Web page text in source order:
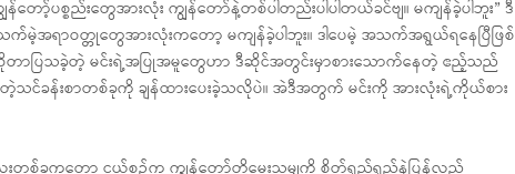
ော့်ပစ္စည်းတွေအားလုံး ကျွန်တော်နဲ့တစ်ပါတည်းပါပါတယ်ခင်ဗျ။ မကျန်ခဲ့ပါဘူး” ဒီ
မဲ့အရာဝတ္တုတွေအားလုံးကတော့ မကျန်ခဲ့ပါဘူး။ ဒါပေမဲ့ အသက်အရွယ်ရနေပြီဖြစ်
ြသခဲ့တဲ့ မင်းရဲ့အပြုအမူတွေဟာ ဒီဆိုင်အတွင်းမှာစားသောက်နေတဲ့ ဧည့်သည်
င်ခန်းစာတစ်ခုကို ချန်ထားပေးခဲ့သလိုပဲ။ အဲဒီအတွက် မင်းကို အားလုံးရဲ့ကိုယ်စား